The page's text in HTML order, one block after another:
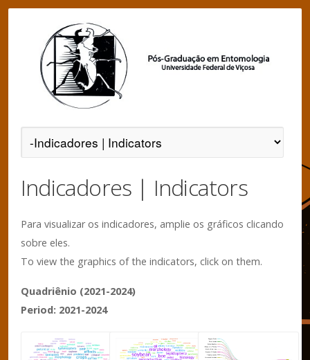
Indicadores | Indicators
Para visualizar os indicadores, amplie os gráficos clicando
sobre eles.
To view the graphics of the indicators, click on them.
Quadriênio (2021-2024)
Period: 2021-2024